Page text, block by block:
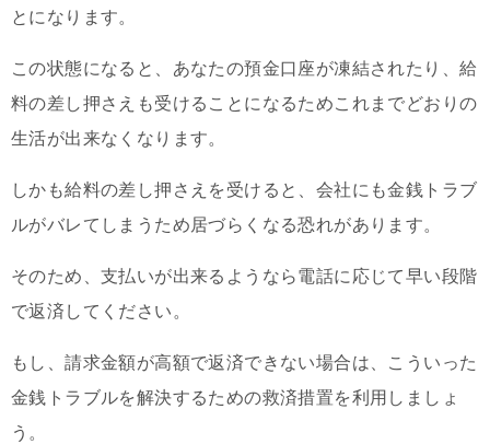
とになります。
この状態になると、あなたの預金口座が凍結されたり、給
料の差し押さえも受けることになるためこれまでどおりの
生活が出来なくなります。
しかも給料の差し押さえを受けると、会社にも金銭トラブ
ルがバレてしまうため居づらくなる恐れがあります。
そのため、支払いが出来るようなら電話に応じて早い段階
で返済してください。
もし、請求金額が高額で返済できない場合は、こういった
金銭トラブルを解決するための救済措置を利用しましょ
う。